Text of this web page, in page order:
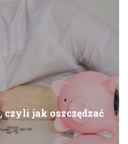
czyli jak oszczędzać